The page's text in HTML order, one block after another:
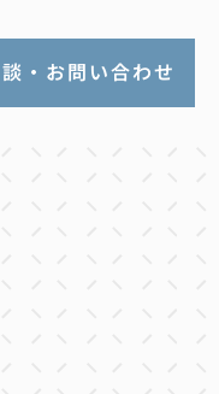
・お問い合わせ